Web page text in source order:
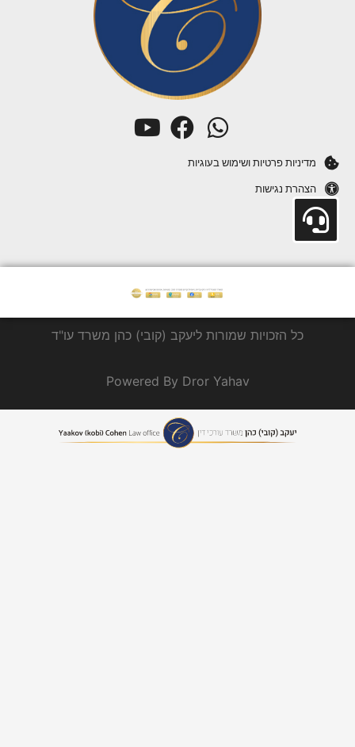
מדיניות פרטיות ושימוש בעוגיות
הצהרת נגישות
כל הזכויות שמורות ליעקב (קובי) כהן משרד עו"ד
Powered By Dror Yahav